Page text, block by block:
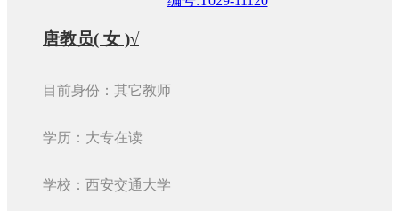
唐教员( 女 )√
目前身份：其它教师
学历：大专在读
学校：西安交通大学